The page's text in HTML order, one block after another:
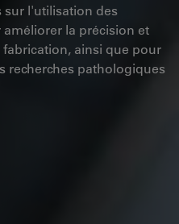
sur l'utilisation des
la précision et
ainsi que pour
recherches pathologiques